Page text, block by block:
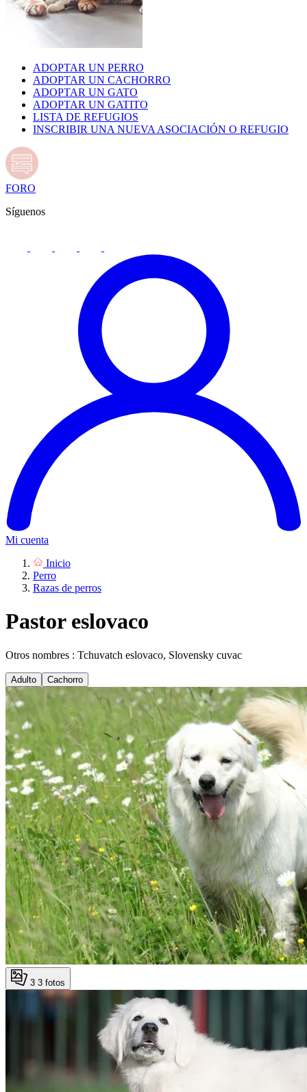
ADOPTAR UN PERRO
ADOPTAR UN CACHORRO
ADOPTAR UN GATO
ADOPTAR UN GATITO
LISTA DE REFUGIOS
INSCRIBIR UNA NUEVA ASOCIACIÓN O REFUGIO
FORO
Síguenos
Mi cuenta
Inicio
Perro
Razas de perros
Pastor eslovaco
Otros nombres : Tchuvatch eslovaco, Slovensky cuvac
Adulto Cachorro
3 3 fotos